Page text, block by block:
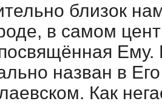
близок
в самом
назван в
Как